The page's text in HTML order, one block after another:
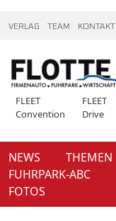
VERLAG TEAM KONTAKT
FLEET
Convention
FLEET
Drive
NEWS THEMEN
FUHRPARK-ABC
FOTOS
News